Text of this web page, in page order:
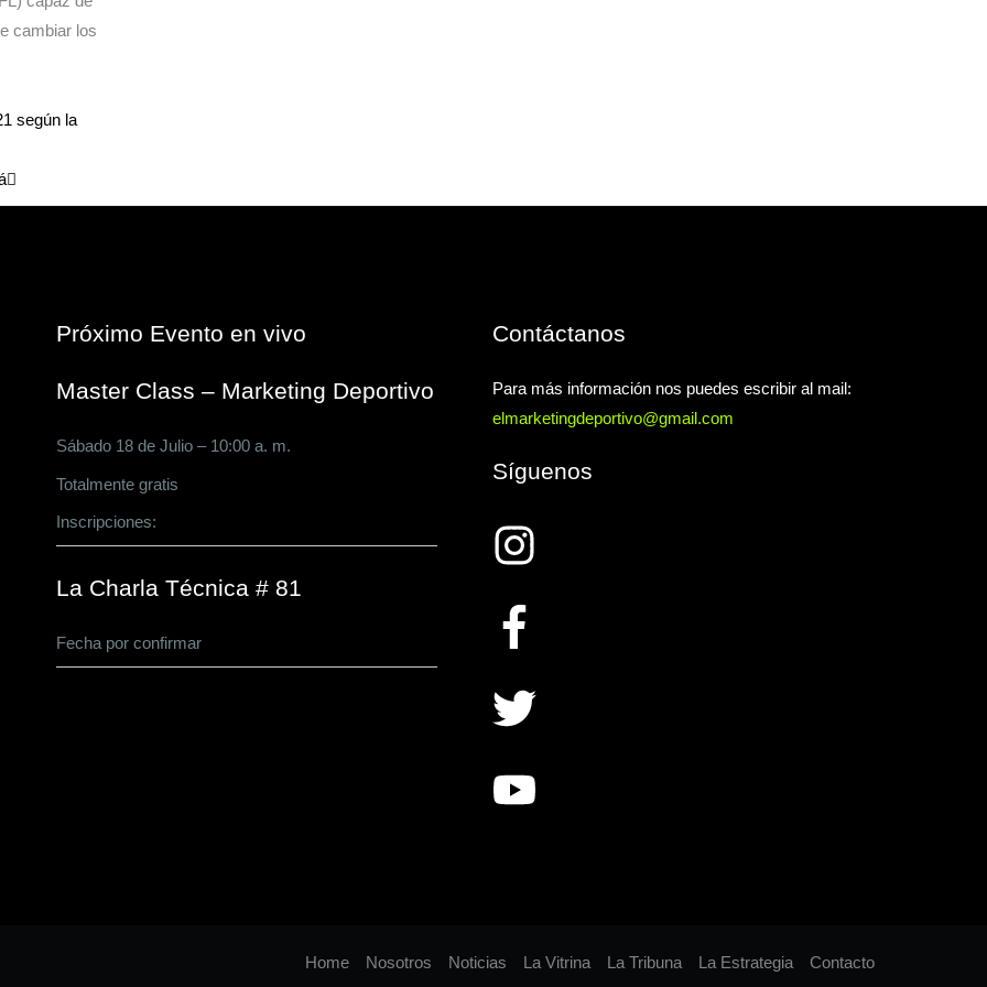
cambiar los
según la
Siguiente
Próximo Evento en vivo
Master Class – Marketing Deportivo
Sábado 18 de Julio – 10:00 a. m.
Totalmente gratis
Inscripciones:
La Charla Técnica # 81
Fecha por confirmar
Contáctanos
Para más información nos puedes escribir al mail:
elmarketingdeportivo@gmail.com
Síguenos
Home Nosotros Noticias La Vitrina La Tribuna La Estrategia Contacto